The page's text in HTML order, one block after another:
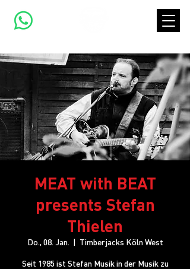
MEAT with BEAT
presents Stefan
Thielen
Do., 08. Jan.
  |
Timberjacks Köln West
Seit 1985 ist Stefan Musik in der Musik zu